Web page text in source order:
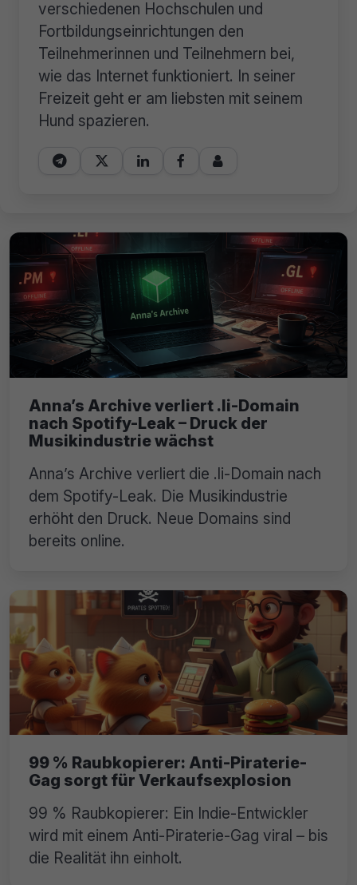
verschiedenen Hochschulen und
Fortbildungseinrichtungen den
Teilnehmerinnen und Teilnehmern bei,
wie das Internet funktioniert. In seiner
Freizeit geht er am liebsten mit seinem
Hund spazieren.
    
Anna’s Archive verliert .li-Domain
nach Spotify-Leak – Druck der
Musikindustrie wächst
Anna’s Archive verliert die .li-Domain nach
dem Spotify-Leak. Die Musikindustrie
erhöht den Druck. Neue Domains sind
bereits online.
99 % Raubkopierer: Anti-Piraterie-
Gag sorgt für Verkaufsexplosion
99 % Raubkopierer: Ein Indie-Entwickler
wird mit einem Anti-Piraterie-Gag viral – bis
die Realität ihn einholt.